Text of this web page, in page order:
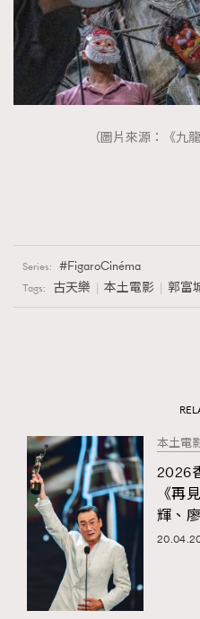
（圖片來源：《九
Series: FigaroCinéma
Tags: 古天樂 本土電影 郭富
本土電
2026
《再
輝、